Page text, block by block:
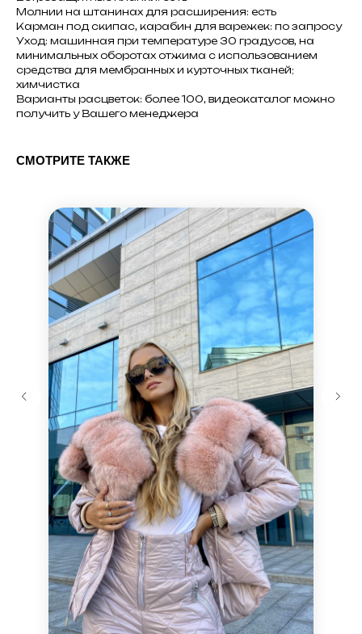
Молнии на штанинах для расширения: есть
Карман под скипас, карабин для варежек: по запросу
Уход: машинная при температуре 30 градусов, на
минимальных оборотах отжима с использованием
средства для мембранных и курточных тканей;
химчистка
Варианты расцветок: более 100, видеокаталог можно
получить у Вашего менеджера
СМОТРИТЕ ТАКЖЕ